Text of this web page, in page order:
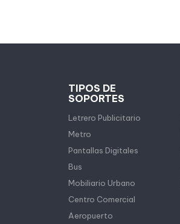
TIPOS DE
SOPORTES
Letrero Publicitario
Metro
Pantallas Digitales
Bus
Mobiliario Urbano
Centro Comercial
Aeropuerto